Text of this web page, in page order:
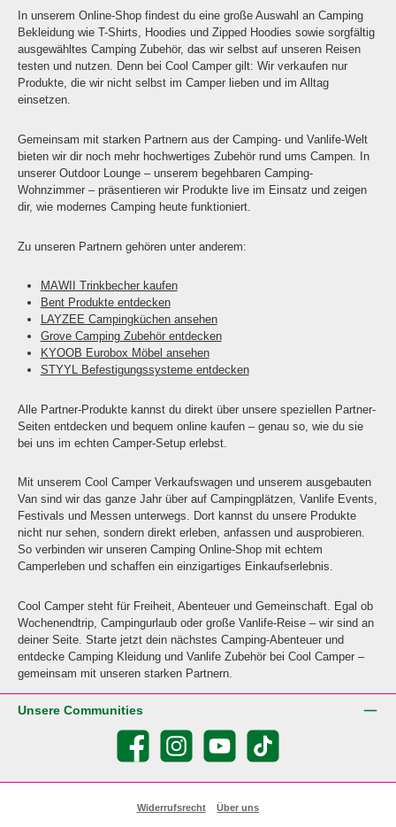
In unserem Online-Shop findest du eine große Auswahl an Camping
Bekleidung wie T-Shirts, Hoodies und Zipped Hoodies sowie sorgfältig
ausgewähltes Camping Zubehör, das wir selbst auf unseren Reisen
testen und nutzen. Denn bei Cool Camper gilt: Wir verkaufen nur
Produkte, die wir nicht selbst im Camper lieben und im Alltag
einsetzen.
Gemeinsam mit starken Partnern aus der Camping- und Vanlife-Welt
bieten wir dir noch mehr hochwertiges Zubehör rund ums Campen. In
unserer Outdoor Lounge – unserem begehbaren Camping-
Wohnzimmer – präsentieren wir Produkte live im Einsatz und zeigen
dir, wie modernes Camping heute funktioniert.
Zu unseren Partnern gehören unter anderem:
MAWII Trinkbecher kaufen
Bent Produkte entdecken
LAYZEE Campingküchen ansehen
Grove Camping Zubehör entdecken
KYOOB Eurobox Möbel ansehen
STYYL Befestigungssysteme entdecken
Alle Partner-Produkte kannst du direkt über unsere speziellen Partner-
Seiten entdecken und bequem online kaufen – genau so, wie du sie
bei uns im echten Camper-Setup erlebst.
Mit unserem Cool Camper Verkaufswagen und unserem ausgebauten
Van sind wir das ganze Jahr über auf Campingplätzen, Vanlife Events,
Festivals und Messen unterwegs. Dort kannst du unsere Produkte
nicht nur sehen, sondern direkt erleben, anfassen und ausprobieren.
So verbinden wir unseren Camping Online-Shop mit echtem
Camperleben und schaffen ein einzigartiges Einkaufserlebnis.
Cool Camper steht für Freiheit, Abenteuer und Gemeinschaft. Egal ob
Wochenendtrip, Campingurlaub oder große Vanlife-Reise – wir sind an
deiner Seite. Starte jetzt dein nächstes Camping-Abenteuer und
entdecke Camping Kleidung und Vanlife Zubehör bei Cool Camper –
gemeinsam mit unseren starken Partnern.
Unsere Communities
Facebook Instagram YouTube TikTok
Widerrufsrecht Über uns